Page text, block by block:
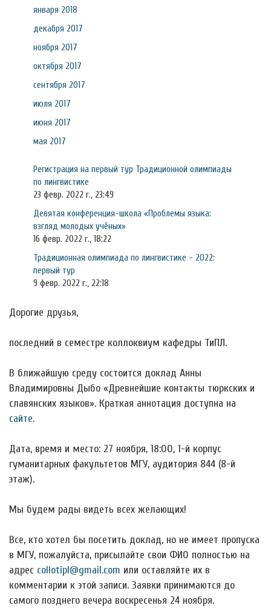
января 2018
декабря 2017
ноября 2017
октября 2017
сентября 2017
июля 2017
июня 2017
мая 2017
Регистрация на первый тур Традиционной олимпиады
по лингвистике
23 февр. 2022 г., 23:49
Девятая конференция-школа «Проблемы языка:
взгляд молодых учёных»
16 февр. 2022 г., 18:22
Традиционная олимпиада по лингвистике - 2022:
первый тур
9 февр. 2022 г., 22:18
Дорогие друзья,
последний в семестре коллоквиум кафедры ТиПЛ.
В ближайшую среду состоится доклад Анны
Владимировны Дыбо «Древнейшие контакты тюркских и
славянских языков». Краткая аннотация доступна на
сайте.
Дата, время и место: 27 ноября, 18:00, 1-й корпус
гуманитарных факультетов МГУ, аудитория 844 (8-й
этаж).
Мы будем рады видеть всех желающих!
Все, кто хотел бы посетить доклад, но не имеет пропуска
в МГУ, пожалуйста, присылайте свои ФИО полностью на
адрес collotipl@gmail.com или оставляйте их в
комментарии к этой записи. Заявки принимаются до
самого позднего вечера воскресенья 24 ноября.